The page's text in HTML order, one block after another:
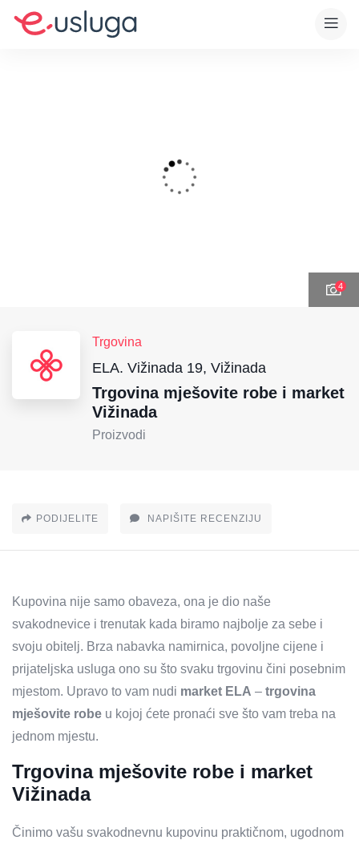
4
Trgovina
ELA. Vižinada 19, Vižinada
Trgovina mješovite robe i market
Vižinada
Proizvodi
PODIJELITE NAPIŠITE RECENZIJU
Kupovina nije samo obaveza, ona je dio naše
svakodnevice i trenutak kada biramo najbolje za sebe i
svoju obitelj. Brza nabavka namirnica, povoljne cijene i
prijateljska usluga ono su što svaku trgovinu čini posebnim
mjestom. Upravo to vam nudi market ELA – trgovina
mješovite robe u kojoj ćete pronaći sve što vam treba na
jednom mjestu.
Trgovina mješovite robe i market
Vižinada
Činimo vašu svakodnevnu kupovinu praktičnom, ugodnom